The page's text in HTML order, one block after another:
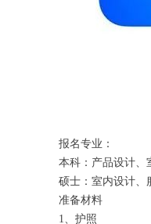
报名专业：
本科：产品设计、
硕士：室内设计、
准备材料
1、护照